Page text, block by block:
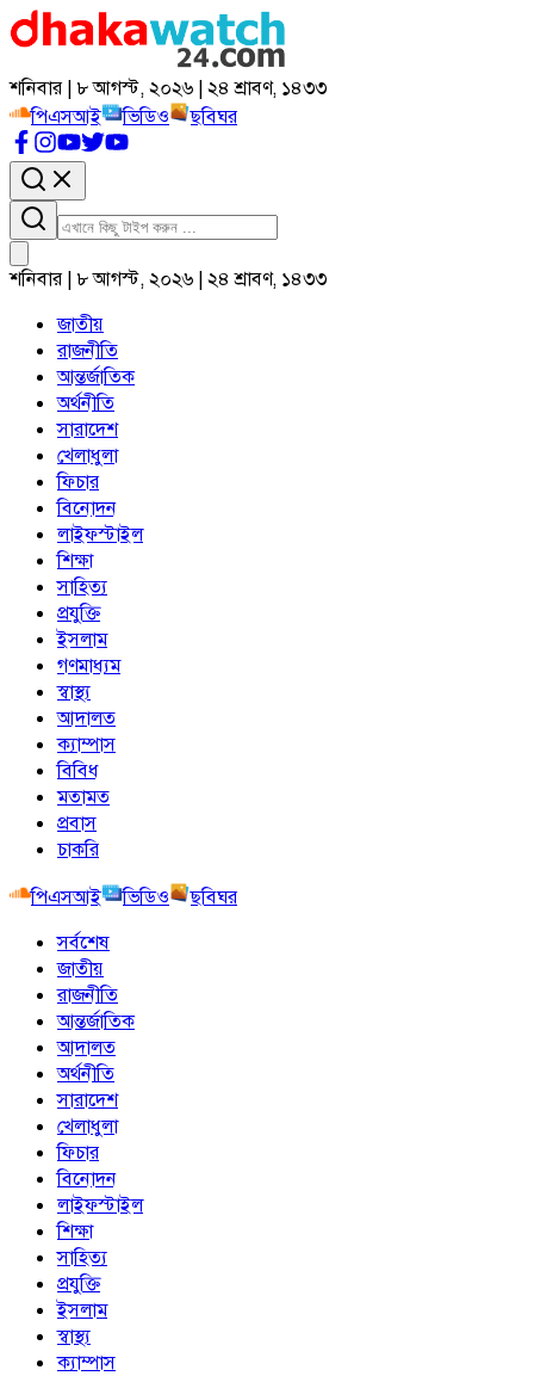
শনিবার | ৮ আগস্ট, ২০২৬ | ২৪ শ্রাবণ, ১৪৩৩
পিএসআই
ভিডিও ছবিঘর
শনিবার | ৮ আগস্ট, ২০২৬ | ২৪ শ্রাবণ, ১৪৩৩
জাতীয়
রাজনীতি
আন্তর্জাতিক
অর্থনীতি
সারাদেশ
খেলাধুলা
ফিচার
বিনোদন
লাইফস্টাইল
শিক্ষা
সাহিত্য
প্রযুক্তি
ইসলাম
গণমাধ্যম
স্বাস্থ্য
আদালত
ক্যাম্পাস
বিবিধ
মতামত
প্রবাস
চাকরি
পিএসআই
ভিডিও
ছবিঘর
সর্বশেষ
জাতীয়
রাজনীতি
আন্তর্জাতিক
আদালত
অর্থনীতি
সারাদেশ
খেলাধুলা
ফিচার
বিনোদন
লাইফস্টাইল
শিক্ষা
সাহিত্য
প্রযুক্তি
ইসলাম
স্বাস্থ্য
ক্যাম্পাস